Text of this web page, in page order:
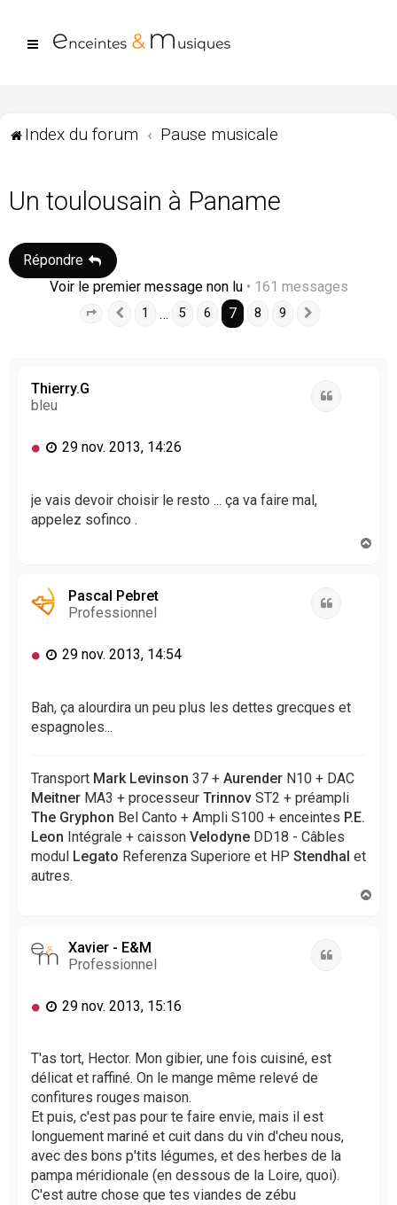
Index du forum Pause musicale
Un toulousain à Paname
Répondre
Voir le premier message non lu• 161 messages
Page sur9
Précédente
1 … 5 6 7 8 9
Thierry.G
bleu
M
s
a
g
n
l
29 nov. 2013, 14:26
je vais devoir choisir le resto ... ça va faire mal,
appelez sofinco .
Pascal Pebret
Professionnel
M
s
a
g
n
o
n
l
u
29 nov. 2013, 14:54
Bah, ça alourdira un peu plus les dettes grecques et
espagnoles...
Transport Mark Levinson 37 + Aurender N10 + DAC
Meitner MA3 + processeur Trinnov ST2 + préampli
The Gryphon Bel Canto + Ampli S100 + enceintes P.E.
Leon Intégrale + caisson Velodyne DD18 - Câbles
modul Legato Referenza Superiore et HP Stendhal et
autres.
Xavier - E&M
Professionnel
M
s
a
e
n
o
n
l
u
29 nov. 2013, 15:16
T'as tort, Hector. Mon gibier, une fois cuisiné, est
délicat et raffiné. On le mange même relevé de
confitures rouges maison.
Et puis, c'est pas pour te faire envie, mais il est
longuement mariné et cuit dans du vin d'cheu nous,
avec des bons p'tits légumes, et des herbes de la
pampa méridionale (en dessous de la Loire, quoi).
C'est autre chose que tes viandes de zébu